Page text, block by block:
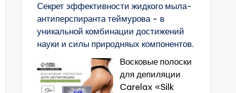
Секрет эффективности жидкого мыла-
антиперспиранта теймурова − в
уникальной комбинации достижений
науки и силы природняых компонентов.
Восковые полоски
для депиляции
Carelax «Silk